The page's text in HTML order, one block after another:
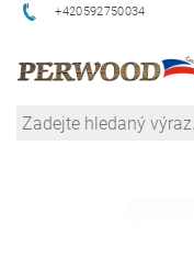
+420592750034